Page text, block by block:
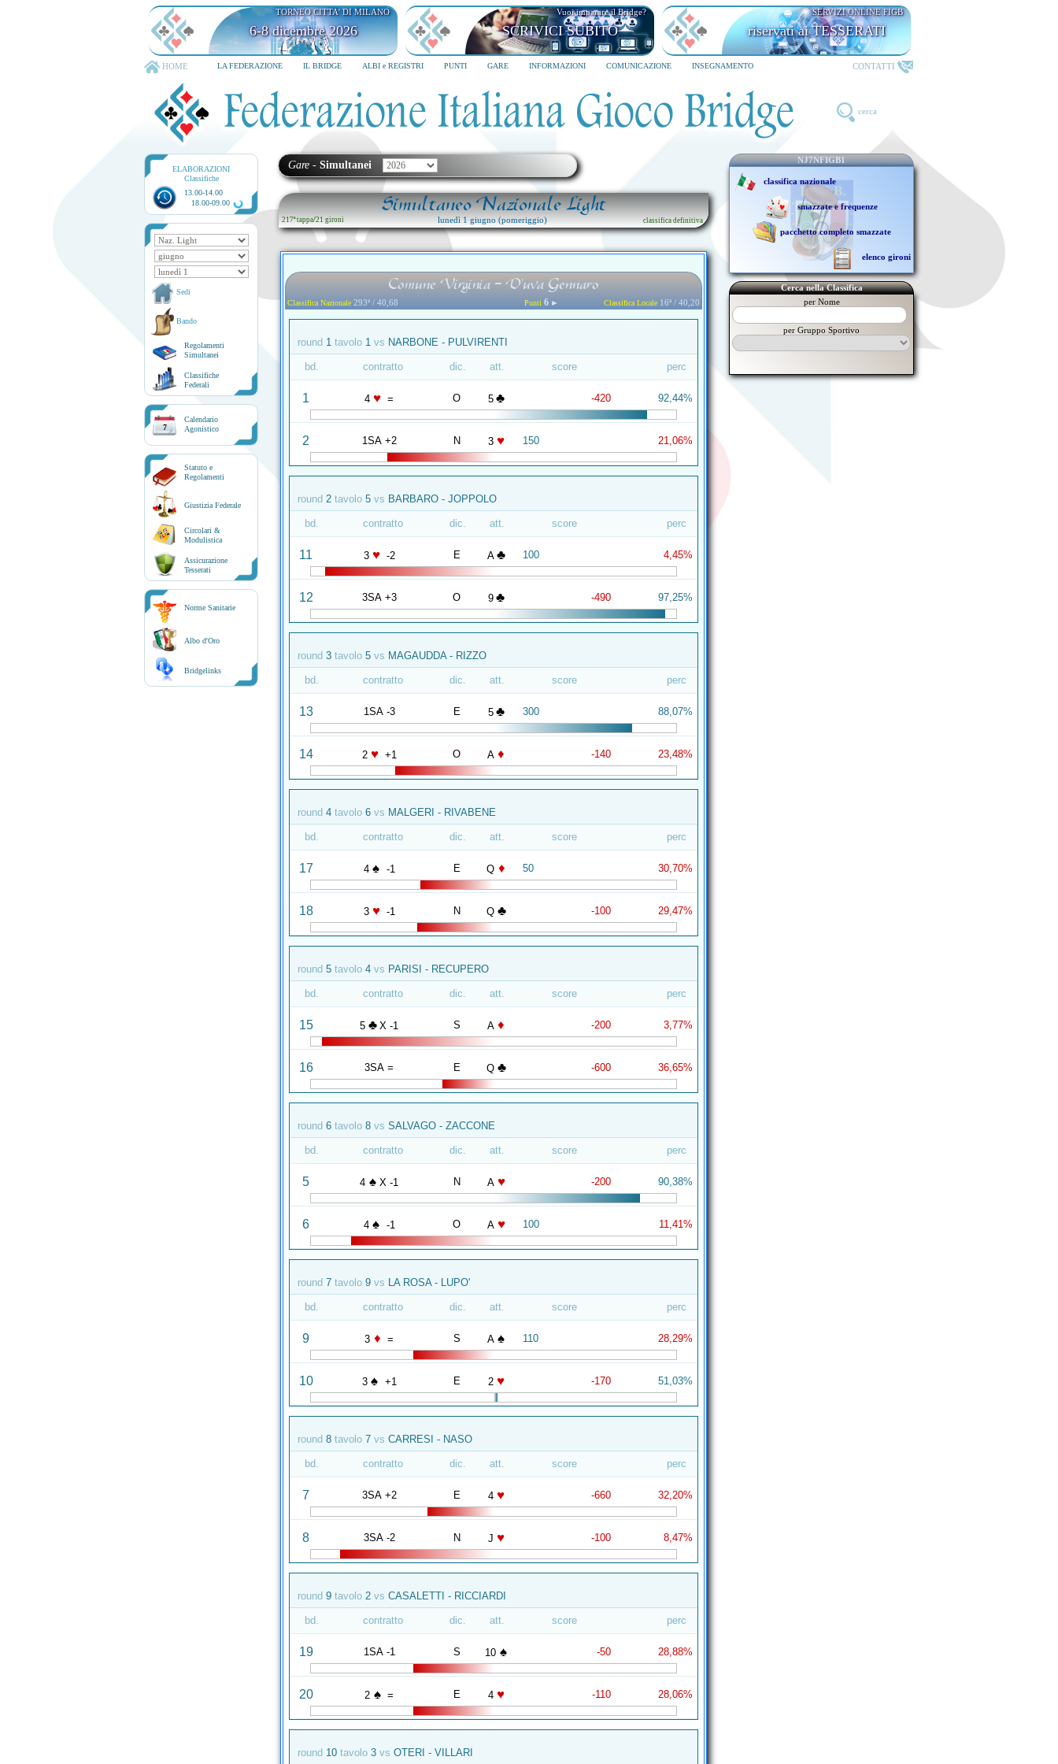
TORNEO CITTA' DI MILANO
6-8 dicembre 2026
Vuoi imparare il Bridge?
SCRIVICI SUBITO
SERVIZI ONLINE FIGB
riservati ai TESSERATI
HOME LA FEDERAZIONE IL BRIDGE ALBI e REGISTRI PUNTI GARE INFORMAZIONI COMUNICAZIONE INSEGNAMENTO CONTATTI
cerca
ELABORAZIONI
Classifiche
13.00-14.00
18.00-09.00
Sedi
Bando
Regolamenti
Simultanei
Classifiche
Federali
7
Calendario
Agonistico
Statuto e
Regolamenti
Giustizia Federale
Circolari &
Modulistica
Assicurazione
Tesserati
Norme Sanitarie
Albo d'Oro
Bridgelinks
Gare - Simultanei
Simultaneo Nazionale Light
217ª tappa/21 gironi lunedì 1 giugno (pomeriggio) classifica definitiva
Comune Virginia - D'uva Gennaro
Classifica Nazionale 293ª / 40,68 Punti 6 ► Classifica Locale 16ª / 40,20
round 1 tavolo 1 vs NARBONE - PULVIRENTI
bd. contratto dic. att. score perc
1 4 ♥ = O 5 ♣ -420 92,44%
2 1SA +2 N 3 ♥ 150 21,06%
round 2 tavolo 5 vs BARBARO - JOPPOLO
bd. contratto dic. att. score perc
11 3 ♥ -2 E A ♣ 100 4,45%
12 3SA +3 O 9 ♣ -490 97,25%
round 3 tavolo 5 vs MAGAUDDA - RIZZO
bd. contratto dic. att. score perc
13 1SA -3 E 5 ♣ 300 88,07%
14 2 ♥ +1 O A ♦ -140 23,48%
round 4 tavolo 6 vs MALGERI - RIVABENE
bd. contratto dic. att. score perc
17 4 ♠ -1 E Q ♦ 50 30,70%
18 3 ♥ -1 N Q ♣ -100 29,47%
round 5 tavolo 4 vs PARISI - RECUPERO
bd. contratto dic. att. score perc
15 5 ♣ X -1 S A ♦ -200 3,77%
16 3SA = E Q ♣ -600 36,65%
round 6 tavolo 8 vs SALVAGO - ZACCONE
bd. contratto dic. att. score perc
5 4 ♠ X -1 N A ♥ -200 90,38%
6 4 ♠ -1 O A ♥ 100 11,41%
round 7 tavolo 9 vs LA ROSA - LUPO'
bd. contratto dic. att. score perc
9 3 ♦ = S A ♠ 110 28,29%
10 3 ♠ +1 E 2 ♥ -170 51,03%
round 8 tavolo 7 vs CARRESI - NASO
bd. contratto dic. att. score perc
7 3SA +2 E 4 ♥ -660 32,20%
8 3SA -2 N J ♥ -100 8,47%
round 9 tavolo 2 vs CASALETTI - RICCIARDI
bd. contratto dic. att. score perc
19 1SA -1 S 10 ♠ -50 28,88%
20 2 ♠ = E 4 ♥ -110 28,06%
round 10 tavolo 3 vs OTERI - VILLARI
NJ7NFIGB1
classifica nazionale
smazzate e frequenze
pacchetto completo smazzate
elenco gironi
Cerca nella Classifica
per Nome
per Gruppo Sportivo